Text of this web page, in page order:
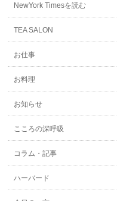
NewYork Timesを読む
TEA SALON
お仕事
お料理
お知らせ
こころの深呼吸
コラム・記事
ハーバード